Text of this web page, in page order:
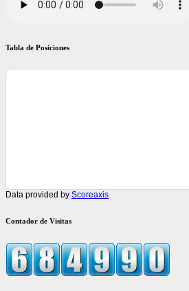
Tabla de Posiciones
Data provided by Scoreaxis
Contador de Visitas